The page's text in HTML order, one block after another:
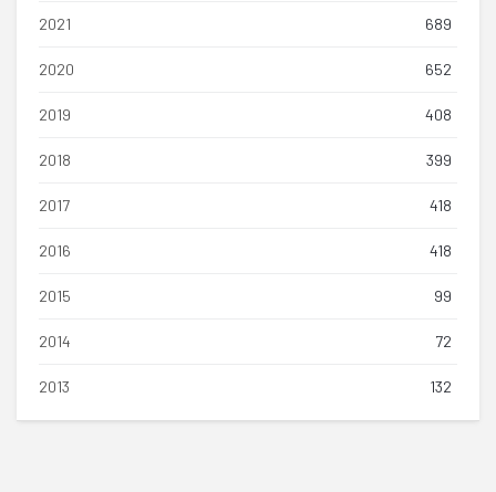
2021 689
2020 652
2019 408
2018 399
2017 418
2016 418
2015 99
2014 72
2013 132